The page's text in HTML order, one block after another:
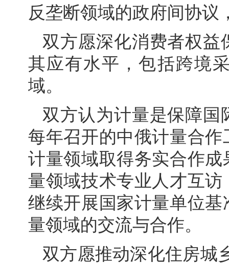
反垄断领域的政府间协议
双方愿深化消费者权益
其应有水平，包括跨境
域。
双方认为计量是保障国
每年召开的中俄计量合
计量领域取得务实合作
量领域技术专业人才互
继续开展国家计量单位
量领域的交流与合作。
双方愿推动深化住房城